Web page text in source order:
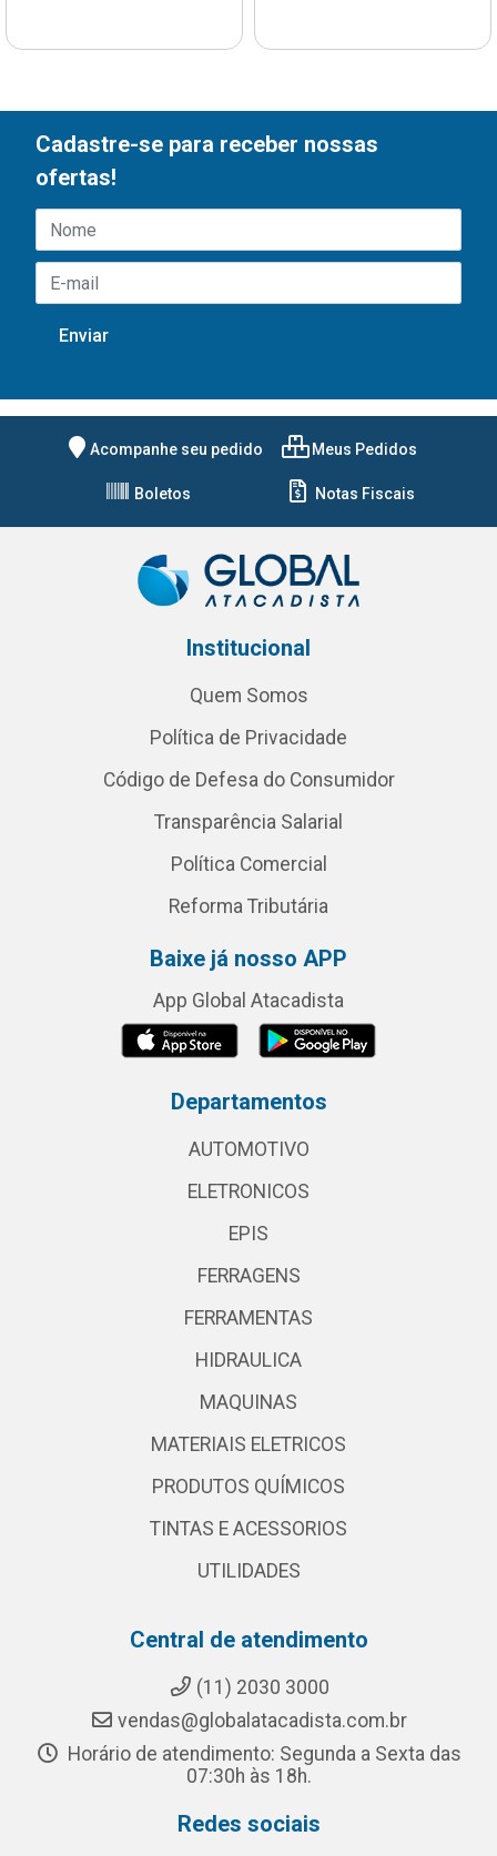
Cadastre-se para receber nossas
ofertas!
Acompanhe seu pedido Meus Pedidos
Boletos Notas Fiscais
Institucional
Quem Somos
Política de Privacidade
Código de Defesa do Consumidor
Transparência Salarial
Política Comercial
Reforma Tributária
Baixe já nosso APP
App Global Atacadista
Departamentos
AUTOMOTIVO
ELETRONICOS
EPIS
FERRAGENS
FERRAMENTAS
HIDRAULICA
MAQUINAS
MATERIAIS ELETRICOS
PRODUTOS QUÍMICOS
TINTAS E ACESSORIOS
UTILIDADES
Central de atendimento
(11) 2030 3000
vendas@globalatacadista.com.br
Horário de atendimento: Segunda a Sexta das
07:30h às 18h.
Redes sociais